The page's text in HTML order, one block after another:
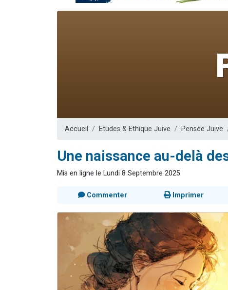
8
Il reste 49
Nathaniel vient
Accueil Etudes & Ethique Juive Pensée Juive
Une naissance au-delà
Mis en ligne le Lundi 8 Septembre 2025
Commenter Imprimer